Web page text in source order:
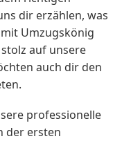
dir erzählen, was
Umzugskönig
auf unsere
auch dir den
professionelle
der ersten